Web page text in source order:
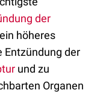
der
höheres
Entzündung der
und zu
Organen